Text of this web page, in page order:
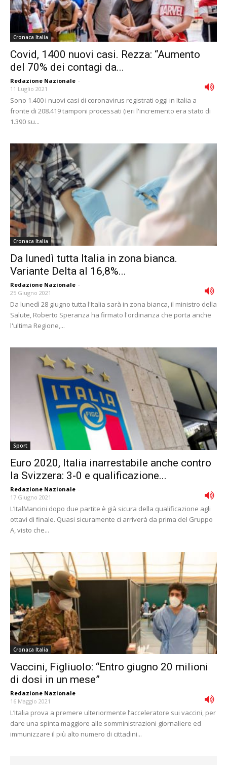
Cronaca Italia
Covid, 1400 nuovi casi. Rezza: “Aumento
del 70% dei contagi da...
Redazione Nazionale -
11 Luglio 2021
Sono 1.400 i nuovi casi di coronavirus registrati oggi in Italia a
fronte di 208.419 tamponi processati (ieri l'incremento era stato di
1.390 su...
Cronaca Italia
Da lunedì tutta Italia in zona bianca.
Variante Delta al 16,8%...
Redazione Nazionale -
25 Giugno 2021
Da lunedì 28 giugno tutta l'Italia sarà in zona bianca, il ministro della
Salute, Roberto Speranza ha firmato l'ordinanza che porta anche
l'ultima Regione,...
Sport
Euro 2020, Italia inarrestabile anche contro
la Svizzera: 3-0 e qualificazione...
Redazione Nazionale -
17 Giugno 2021
L’ItalMancini dopo due partite è già sicura della qualificazione agli
ottavi di finale. Quasi sicuramente ci arriverà da prima del Gruppo
A, visto che...
Cronaca Italia
Vaccini, Figliuolo: “Entro giugno 20 milioni
di dosi in un mese”
Redazione Nazionale -
16 Maggio 2021
L’Italia prova a premere ulteriormente l’acceleratore sui vaccini, per
dare una spinta maggiore alle somministrazioni giornaliere ed
immunizzare il più alto numero di cittadini...